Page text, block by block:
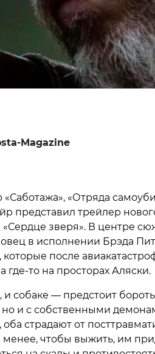
Magazine
«Саботажа», «Отряда
представил трейлер
«Сердце зверя». В центре
в исполнении Брэда
которые после
то на просторах Аляски.
собаке — предстоит
и с собственными
страдают от
менее, чтобы выжить, им